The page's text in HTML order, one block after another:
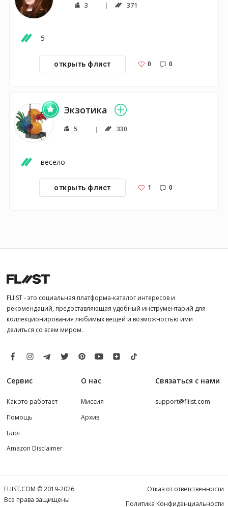
3 371
5
открыть флист 0 0
Экзотика
5 330
весело
открыть флист 1 0
FLIIST - это социальная платформа-каталог интересов и
рекомендаций, предоставляющая удобный инструментарий для
коллекционирования любимых вещей и возможностью ими
делиться со всем миром.
Сервис
Как это работает
Помощь
Блог
Amazon Disclaimer
О нас
Миссия
Архив
Связаться с нами
support@fliist.com
FLIIST.COM © 2019-2026
Все права защищены
Отказ от ответственности
Политика Конфиденциальности